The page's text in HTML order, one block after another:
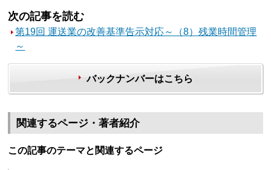
次の記事を読む
第19回 運送業の改善基準告示対応～（8）残業時間管理
～
バックナンバーはこちら
関連するページ・著者紹介
この記事のテーマと関連するページ